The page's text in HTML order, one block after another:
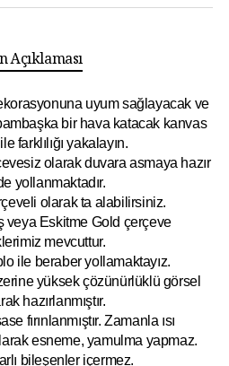
Açıklaması
uyum sağlayacak ve
bir hava katacak kanvas
farklılığı yakalayın.
olarak duvara asmaya hazır
yollanmaktadır.
olarak ta alabilirsiniz.
veya Eskitme Gold çerçeve
mevcuttur.
ile beraber yollamaktayız.
yüksek çözünürlüklü görsel
hazırlanmıştır.
fırınlanmıştır. Zamanla ısı
esneme, yamulma yapmaz.
bileşenler içermez.